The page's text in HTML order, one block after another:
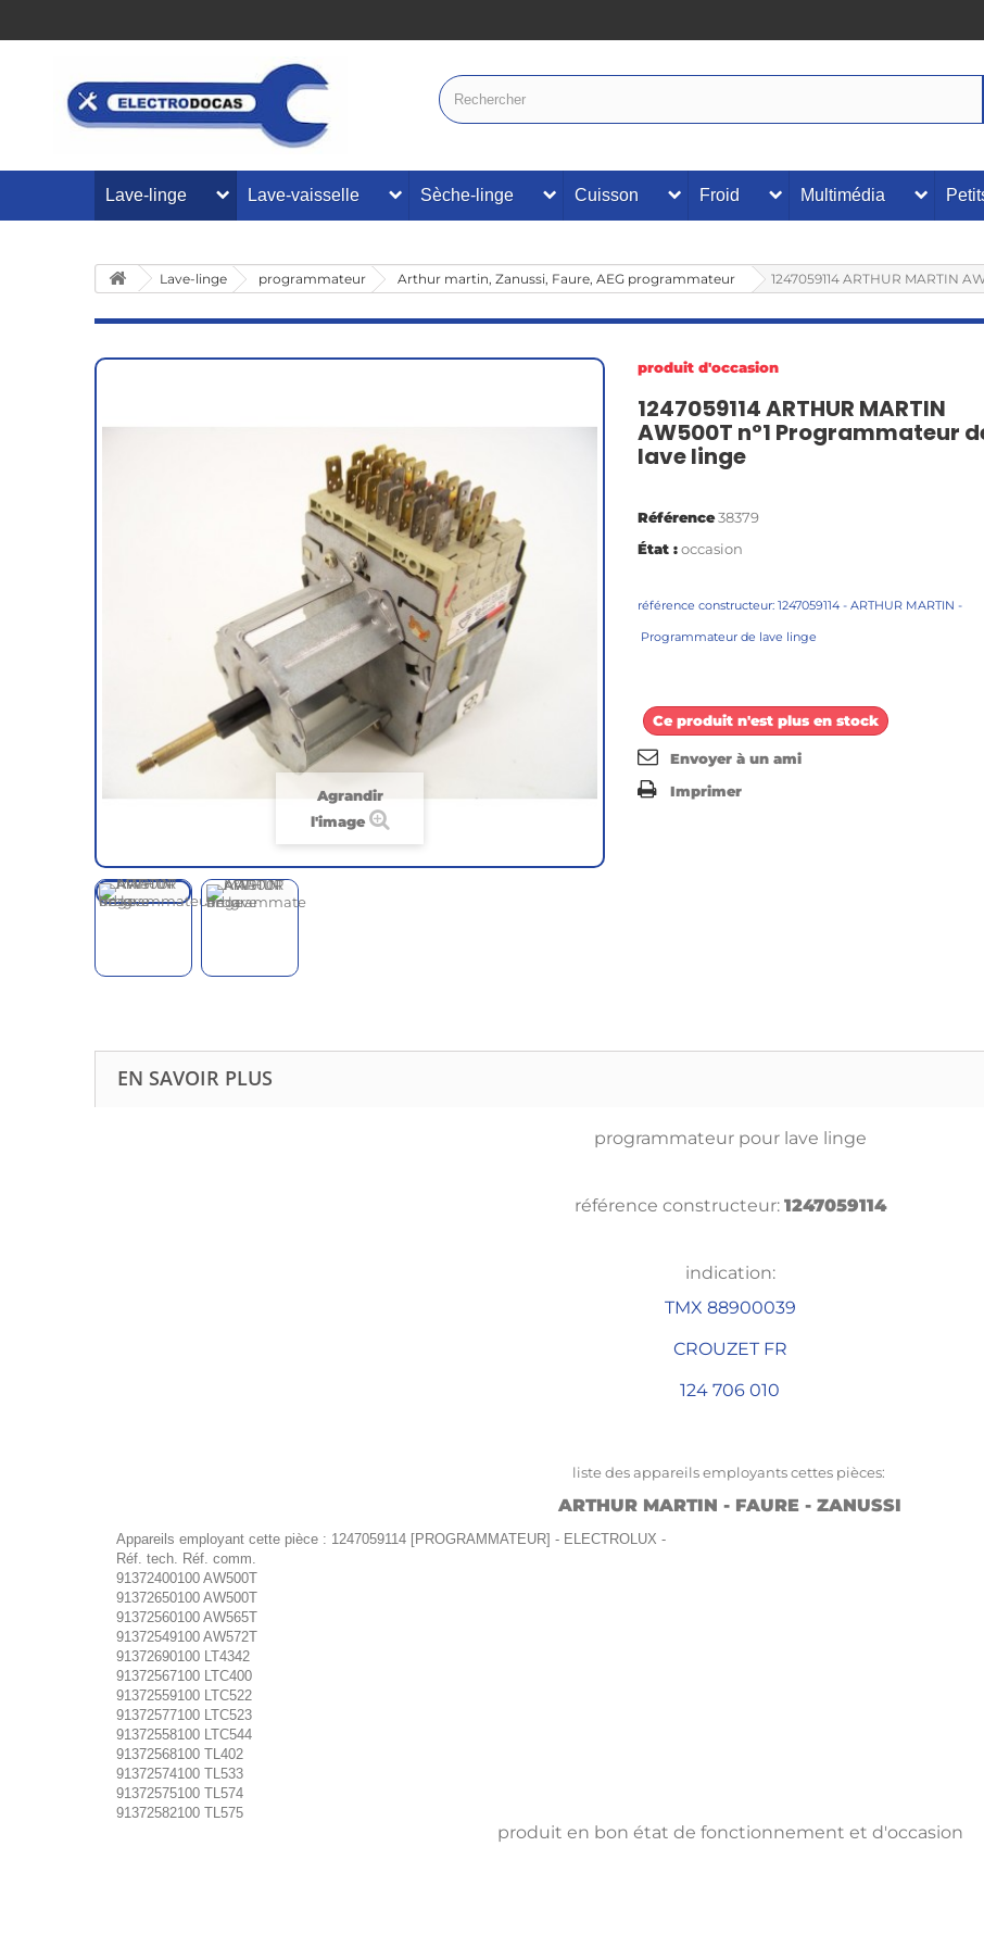
Lave-linge Lave-vaisselle Sèche-linge Cuisson Froid Multimédia
Lave-linge programmateur Arthur martin, Zanussi, Faure, AEG programmateur 1247059114 ARTHUR MARTIN
Agrandir
l'image
produit d'occasion
1247059114 ARTHUR MARTIN
AW500T n°1 Programmateur
lave linge
Référence38379
État :occasion
référence constructeur: 1247059114 - ARTHUR MARTIN -
Programmateur de lave linge
Ce produit n'est plus en stock
Envoyer à un ami
Imprimer
EN SAVOIR PLUS
programmateur pour lave linge
référence constructeur: 1247059114
indication:
TMX 88900039
CROUZET FR
124 706 010
liste des appareils employants cettes pièces:
ARTHUR MARTIN - FAURE - ZANUSSI
Appareils employant cette pièce : 1247059114 [PROGRAMMATEUR] - ELECTROLUX -
Réf. tech. Réf. comm.
91372400100 AW500T
91372650100 AW500T
91372560100 AW565T
91372549100 AW572T
91372690100 LT4342
91372567100 LTC400
91372559100 LTC522
91372577100 LTC523
91372558100 LTC544
91372568100 TL402
91372574100 TL533
91372575100 TL574
91372582100 TL575
produit en bon état de fonctionnement et d'occasion